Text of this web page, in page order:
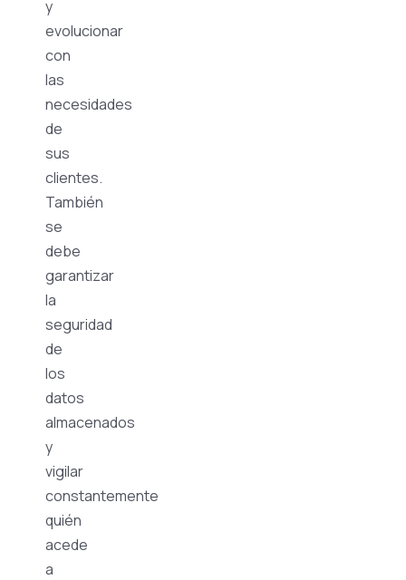
y
evolucionar
con
las
necesidades
de
sus
clientes.
También
se
debe
garantizar
la
seguridad
de
los
datos
almacenados
y
vigilar
constantemente
quién
acede
a